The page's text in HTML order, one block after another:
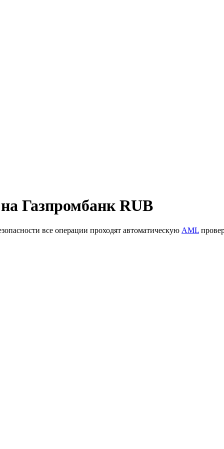
Газпромбанк RUB
все операции проходят автоматическую AML